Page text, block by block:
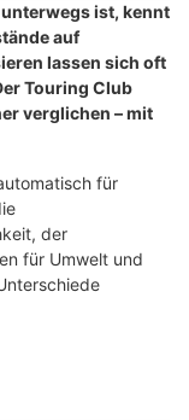
ist, kennt
auf
lassen sich oft
Touring Club
verglichen – mit
für
der
für Umwelt und